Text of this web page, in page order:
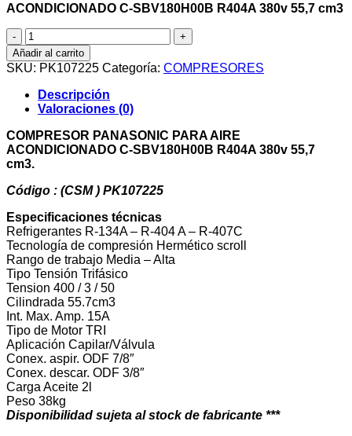
ACONDICIONADO C-SBV180H00B R404A 380v 55,7 cm3
Compresor
Panasonic
C-
Sbv180H00B
5
R404A
380v
55,7cm3
-
transporte
cantidad
Añadir al carrito
SKU: PK107225 Categoría: COMPRESORES
Descripción
Valoraciones (0)
COMPRESOR PANASONIC PARA AIRE
ACONDICIONADO C-SBV180H00B R404A 380v 55,7
cm3.
Código : (CSM ) PK107225
Especificaciones técnicas
Refrigerantes R-134A – R-404 A – R-407C
Tecnología de compresión Hermético scroll
Rango de trabajo Media – Alta
Tipo Tensión Trifásico
Tension 400 / 3 / 50
Cilindrada 55.7cm3
Int. Max. Amp. 15A
Tipo de Motor TRI
Aplicación Capilar/Válvula
Conex. aspir. ODF 7/8″
Conex. descar. ODF 3/8″
Carga Aceite 2l
Peso 38kg
Disponibilidad sujeta al stock de fabricante ***